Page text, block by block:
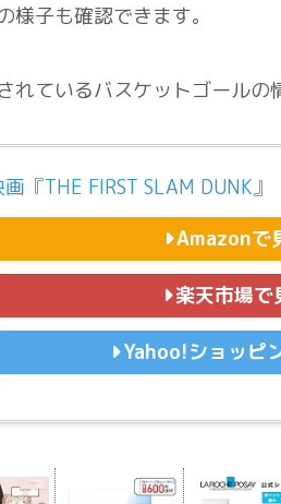
子も確認できます。
ているバスケットゴールの
画『THE FIRST SLAM DUNK』
Amazonで
楽天市場で
Yahoo!ショッピ